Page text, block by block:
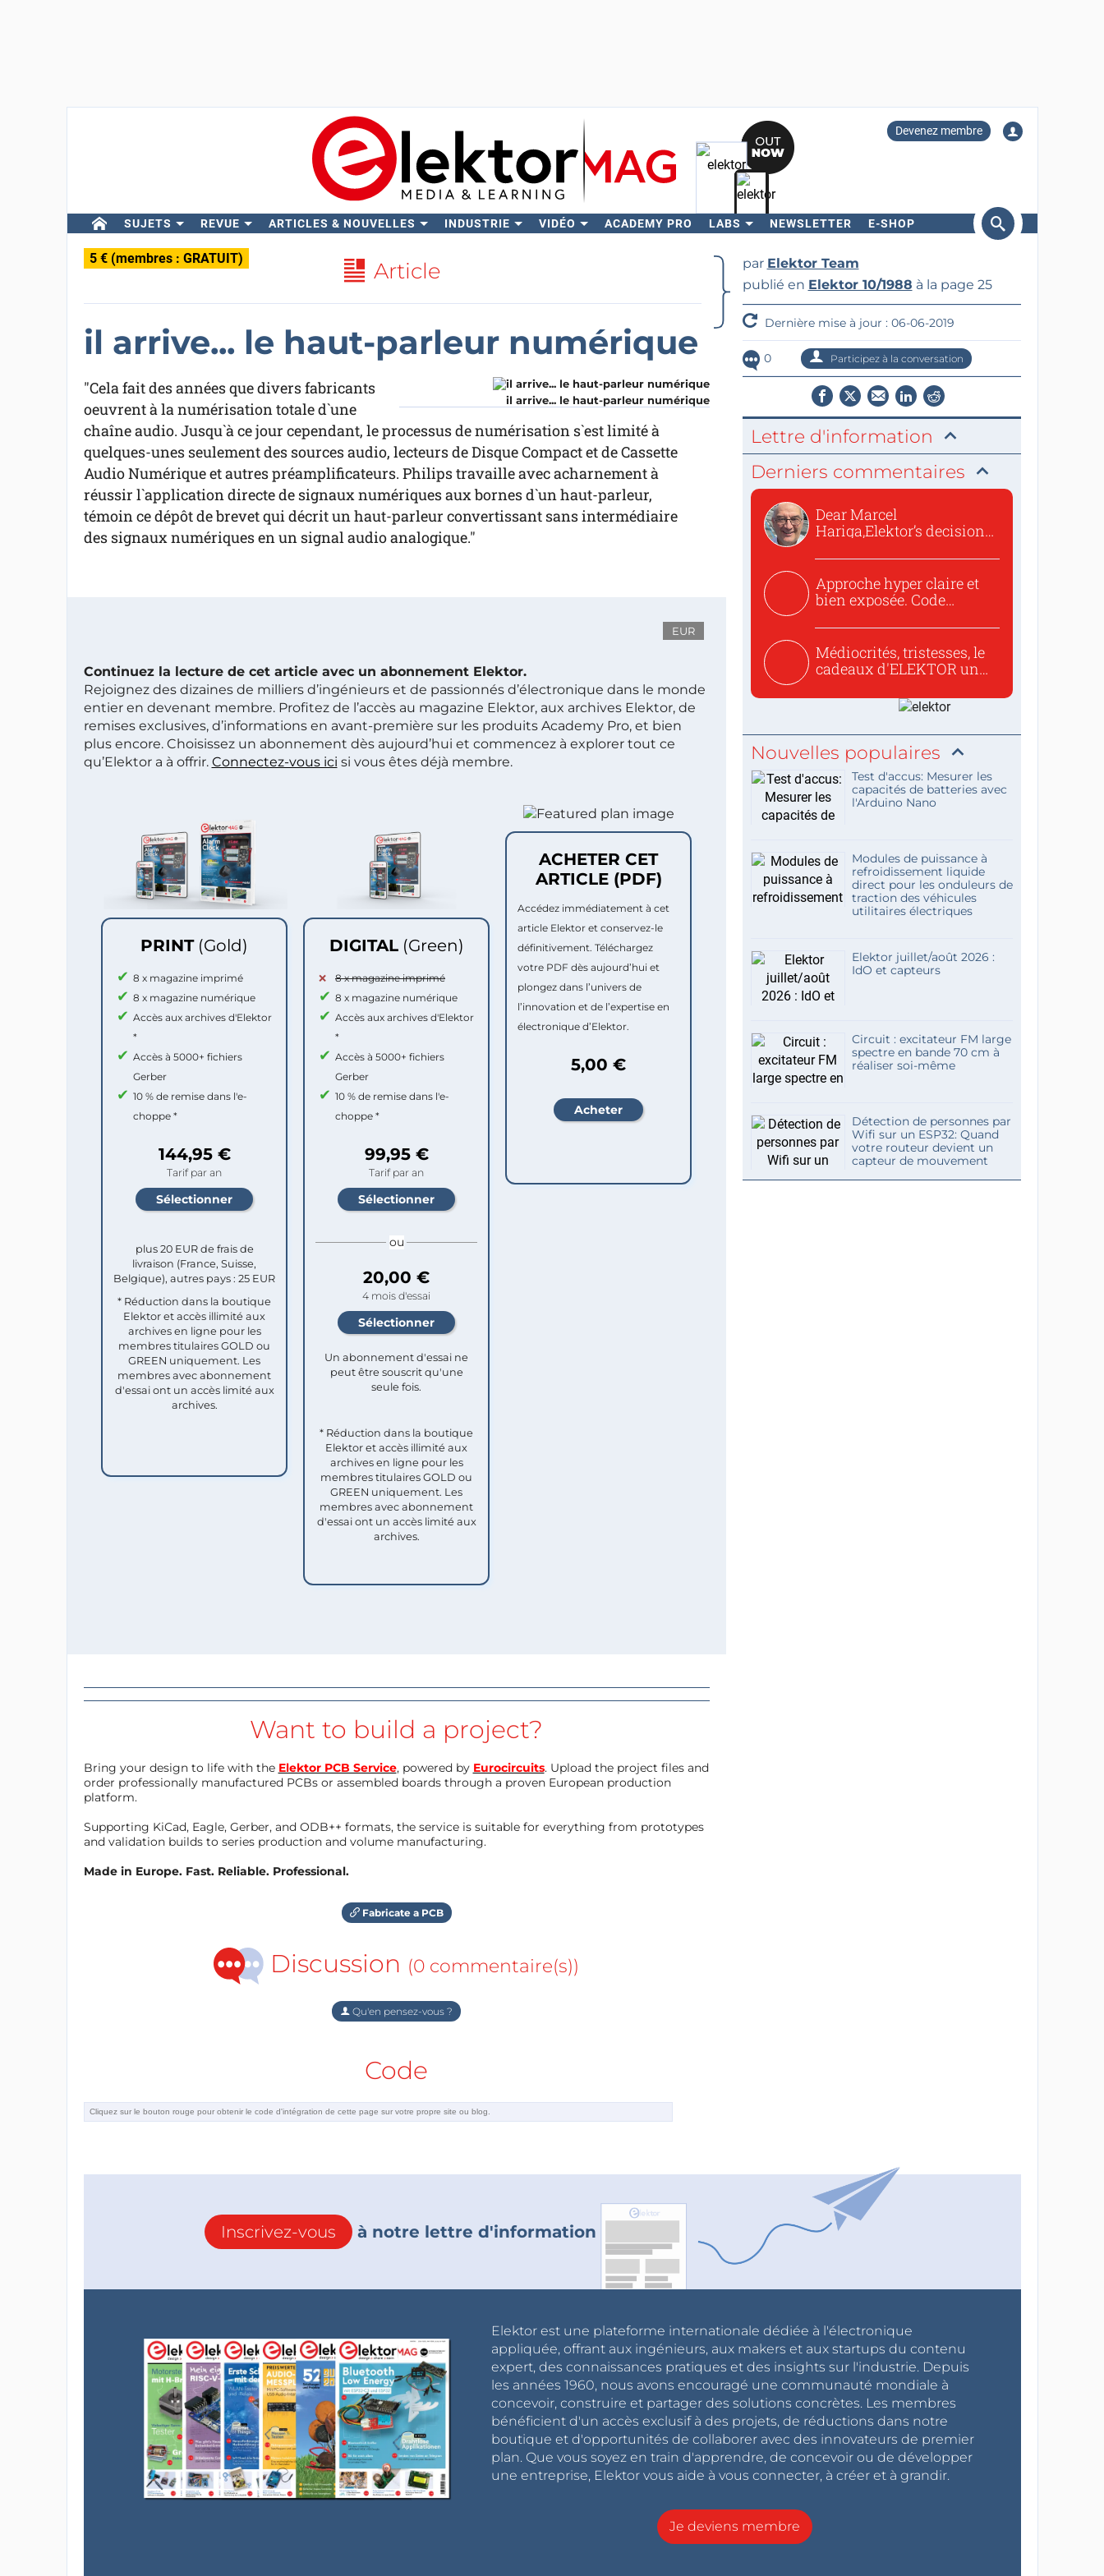
Devenez membre
SUJETS REVUE ARTICLES & NOUVELLES INDUSTRIE VIDÉO ACADEMY PRO LABS NEWSLETTER E-SHOP
Rechercher
5 € (membres : GRATUIT) Article
il arrive... le haut-parleur numérique
il arrive... le haut-parleur numérique
"Cela fait des années que divers fabricants
oeuvrent à la numérisation totale d`une
chaîne audio. Jusqu`à ce jour cependant, le processus de numérisation s`est limité à
quelques-unes seulement des sources audio, lecteurs de Disque Compact et de Cassette
Audio Numérique et autres préamplificateurs. Philips travaille avec acharnement à
réussir l`application directe de signaux numériques aux bornes d`un haut-parleur,
témoin ce dépôt de brevet qui décrit un haut-parleur convertissant sans intermédiaire
des signaux numériques en un signal audio analogique."
EUR
Continuez la lecture de cet article avec un abonnement Elektor.
Rejoignez des dizaines de milliers d’ingénieurs et de passionnés d’électronique dans le monde
entier en devenant membre. Profitez de l’accès au magazine Elektor, aux archives Elektor, de
remises exclusives, d’informations en avant-première sur les produits Academy Pro, et bien
plus encore. Choisissez un abonnement dès aujourd’hui et commencez à explorer tout ce
qu’Elektor a à offrir. Connectez-vous ici si vous êtes déjà membre.
PRINT (Gold)
8 x magazine imprimé
8 x magazine numérique
Accès aux archives d'Elektor
*
Accès à 5000+ fichiers
Gerber
10 % de remise dans l'e-
choppe *
144,95 €
Tarif par an
plus 20 EUR de frais de
livraison (France, Suisse,
Belgique), autres pays : 25 EUR
* Réduction dans la boutique
Elektor et accès illimité aux
archives en ligne pour les
membres titulaires GOLD ou
GREEN uniquement. Les
membres avec abonnement
d'essai ont un accès limité aux
archives.
DIGITAL (Green)
8 x magazine imprimé
8 x magazine numérique
Accès aux archives d'Elektor
*
Accès à 5000+ fichiers
Gerber
10 % de remise dans l'e-
choppe *
99,95 €
Tarif par an
ou
20,00 €
4 mois d'essai
Un abonnement d'essai ne
peut être souscrit qu'une
seule fois.​
* Réduction dans la boutique
Elektor et accès illimité aux
archives en ligne pour les
membres titulaires GOLD ou
GREEN uniquement. Les
membres avec abonnement
d'essai ont un accès limité aux
archives.
ACHETER CET
ARTICLE (PDF)
Accédez immédiatement à cet
article Elektor et conservez-le
définitivement. Téléchargez
votre PDF dès aujourd’hui et
plongez dans l’univers de
l’innovation et de l’expertise en
électronique d’Elektor.
5,00 €
Want to build a project?
Bring your design to life with the Elektor PCB Service, powered by Eurocircuits. Upload the project files and
order professionally manufactured PCBs or assembled boards through a proven European production
platform.
Supporting KiCad, Eagle, Gerber, and ODB++ formats, the service is suitable for everything from prototypes
and validation builds to series production and volume manufacturing.
Made in Europe. Fast. Reliable. Professional.
Fabricate a PCB
Discussion (0 commentaire(s))
Qu'en pensez-vous ?
Code
par Elektor Team
publié en Elektor 10/1988 à la page 25
Dernière mise à jour : 06-06-2019
0 Participez à la conversation
Lettre d'information
Derniers commentaires
Dear Marcel
Hariga,Elektor’s decision
Approche hyper claire et
bien exposée. Code
Médiocrités, tristesses, le
cadeaux d'ELEKTOR un
Nouvelles populaires
Test d'accus: Mesurer les
capacités de batteries avec
l'Arduino Nano
Modules de puissance à
refroidissement liquide
direct pour les onduleurs de
traction des véhicules
utilitaires électriques
Elektor juillet/août 2026 :
IdO et capteurs
Circuit : excitateur FM large
spectre en bande 70 cm à
réaliser soi-même
Détection de personnes par
Wifi sur un ESP32: Quand
votre routeur devient un
capteur de mouvement
Inscrivez-vous à notre lettre d'information
Elektor est une plateforme internationale dédiée à l'électronique
appliquée, offrant aux ingénieurs, aux makers et aux startups du contenu
expert, des connaissances pratiques et des insights sur l'industrie. Depuis
les années 1960, nous avons encouragé une communauté mondiale à
concevoir, construire et partager des solutions concrètes. Les membres
bénéficient d'un accès exclusif à des projets, de réductions dans notre
boutique et d'opportunités de collaborer avec des innovateurs de premier
plan. Que vous soyez en train d'apprendre, de concevoir ou de développer
une entreprise, Elektor vous aide à vous connecter, à créer et à grandir.
Je deviens membre